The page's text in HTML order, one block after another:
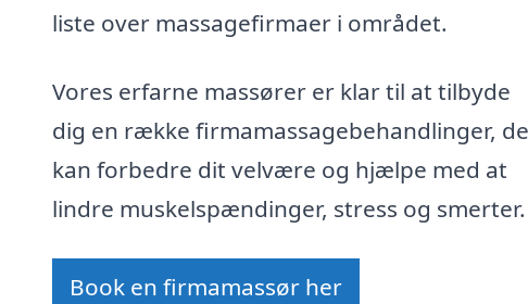
liste over massagefirmaer i området.
Vores erfarne massører er klar til at tilbyde
dig en række firmamassagebehandlinger,
kan forbedre dit velvære og hjælpe med at
lindre muskelspændinger, stress og smerter.
Book en firmamassør her